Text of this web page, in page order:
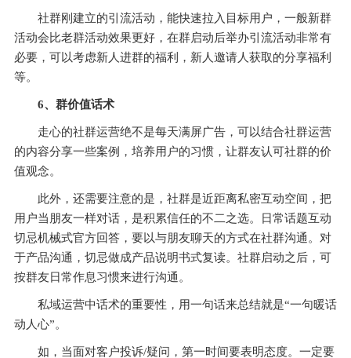
社群刚建立的引流活动，能快速拉入目标用户，一般新群
活动会比老群活动效果更好，在群启动后举办引流活动非常有
必要，可以考虑新人进群的福利，新人邀请人获取的分享福利
等。
6、 群价值话术
走心的社群运营绝不是每天满屏广告，可以结合社群运营
的内容分享一些案例，培养用户的习惯，让群友认可社群的价
值观念。
此外，还需要注意的是，社群是近距离私密互动空间，把
用户当朋友一样对话，是积累信任的不二之选。日常话题互动
切忌机械式官方回答，要以与朋友聊天的方式在社群沟通。对
于产品沟通，切忌做成产品说明书式复读。社群启动之后，可
按群友日常作息习惯来进行沟通。
私域运营中话术的重要性，用一句话来总结就是“一句暖话
动人心”。
如，当面对客户投诉/疑问，第一时间要表明态度。一定要